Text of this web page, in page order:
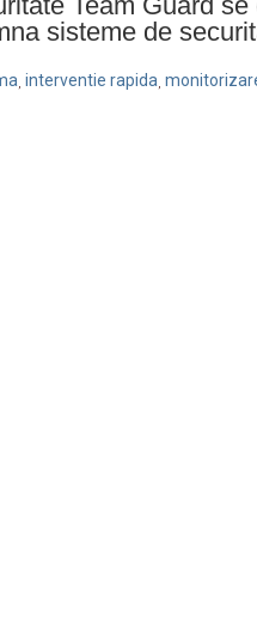
sisteme de
interventie rapida